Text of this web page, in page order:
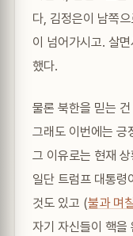
다, 김정은이 남쪽
이 넘어가시고. 살
했다.
물론 북한을 믿는
그래도 이번에는 긍
그 이유로는 현재
일단 트럼프 대통령
것도 있고 (불과 며
자기 자신들이 핵